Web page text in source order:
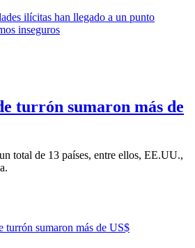
turrón sumaron más de
total de 13 países, entre ellos, EE.UU.,